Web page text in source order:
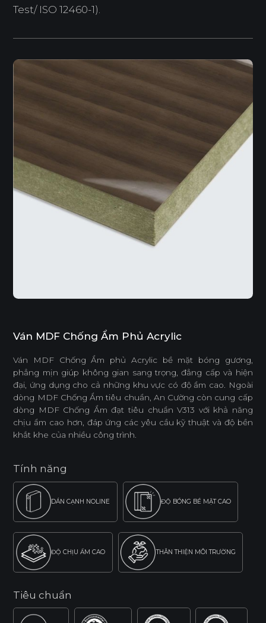
Test/ ISO 12460-1).
Ván MDF Chống Ẩm Phủ Acrylic
Ván MDF Chống Ẩm phủ Acrylic bề mặt bóng gương,
phẳng mịn giúp không gian sang trọng, đẳng cấp và hiện
đại, ứng dụng cho cả những khu vực có độ ẩm cao. Ngoài
dòng MDF Chống Ẩm tiêu chuẩn, An Cường còn cung cấp
dòng MDF Chống Ẩm đạt tiêu chuẩn V313 với khả năng
chịu ẩm cao hơn, đáp ứng các yêu cầu kỹ thuật và độ bền
khắt khe của nhiều công trình.
Tính năng
DÁN CẠNH NOLINE ĐỘ BÓNG BỀ MẶT CAO
ĐỘ CHỊU ẨM CAO THÂN THIỆN MÔI TRƯỜNG
Tiêu chuẩn